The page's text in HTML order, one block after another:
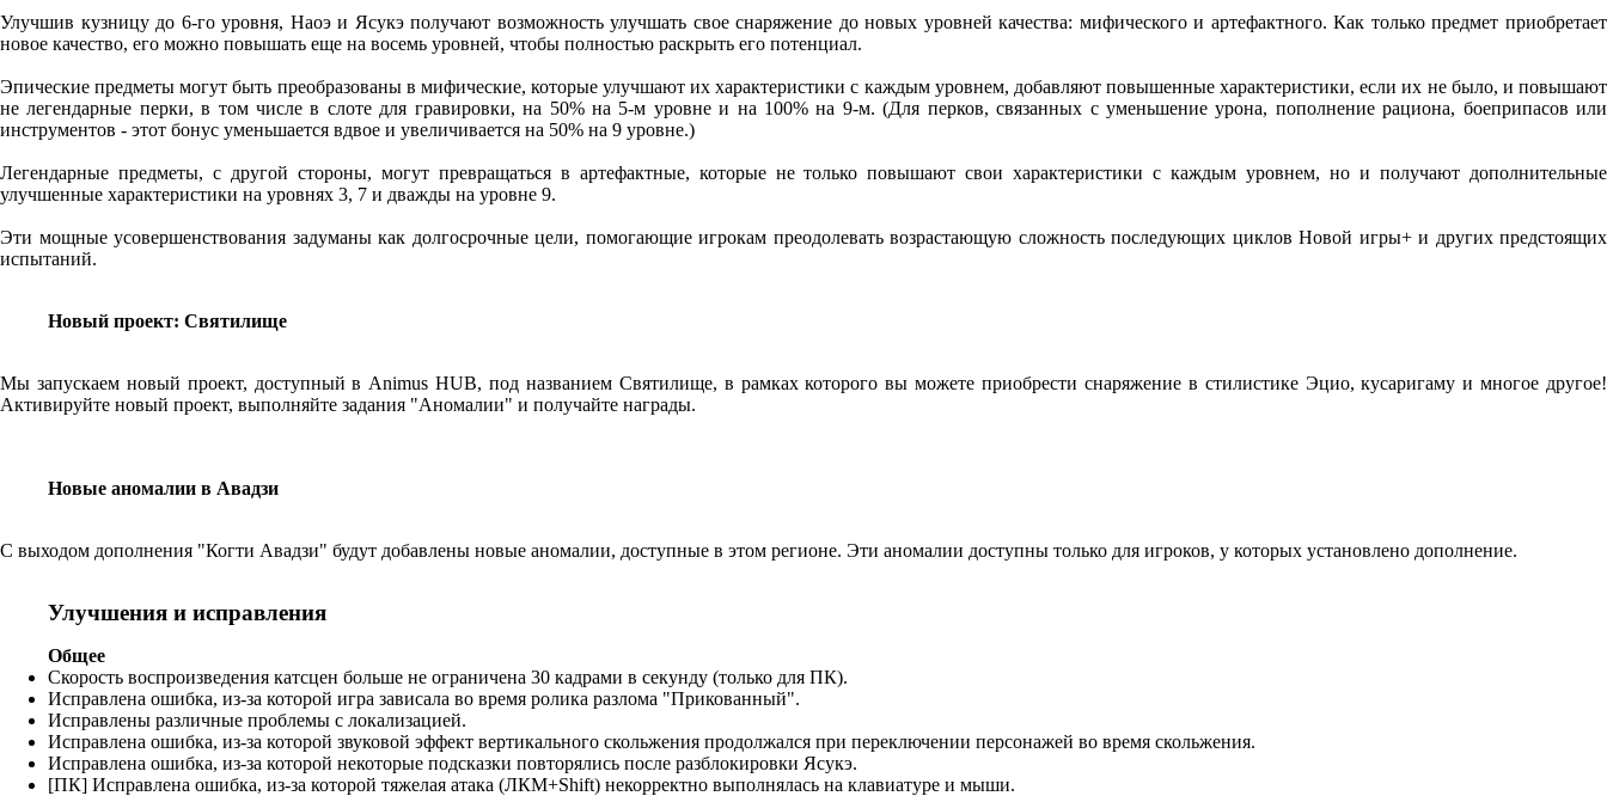
Улучшив кузницу до 6-го уровня, Наоэ и Ясукэ получают возможность улучшать свое снаряжение до новых уровней качества: мифического и артефактного. Как только предмет приобретает
новое качество, его можно повышать еще на восемь уровней, чтобы полностью раскрыть его потенциал.
Эпические предметы могут быть преобразованы в мифические, которые улучшают их характеристики с каждым уровнем, добавляют повышенные характеристики, если их не было, и повышают
не легендарные перки, в том числе в слоте для гравировки, на 50% на 5-м уровне и на 100% на 9-м. (Для перков, связанных с уменьшение урона, пополнение рациона, боеприпасов или
инструментов - этот бонус уменьшается вдвое и увеличивается на 50% на 9 уровне.)
Легендарные предметы, с другой стороны, могут превращаться в артефактные, которые не только повышают свои характеристики с каждым уровнем, но и получают дополнительные
улучшенные характеристики на уровнях 3, 7 и дважды на уровне 9.
Эти мощные усовершенствования задуманы как долгосрочные цели, помогающие игрокам преодолевать возрастающую сложность последующих циклов Новой игры+ и других предстоящих
испытаний.
Новый проект: Святилище
Мы запускаем новый проект, доступный в Animus HUB, под названием Святилище, в рамках которого вы можете приобрести снаряжение в стилистике Эцио, кусаригаму и многое другое!
Активируйте новый проект, выполняйте задания "Аномалии" и получайте награды.
Новые аномалии в Авадзи
С выходом дополнения "Когти Авадзи" будут добавлены новые аномалии, доступные в этом регионе. Эти аномалии доступны только для игроков, у которых установлено дополнение.
Улучшения и исправления
Общее
Скорость воспроизведения катсцен больше не ограничена 30 кадрами в секунду (только для ПК).
Исправлена ошибка, из-за которой игра зависала во время ролика разлома "Прикованный".
Исправлены различные проблемы с локализацией.
Исправлена ошибка, из-за которой звуковой эффект вертикального скольжения продолжался при переключении персонажей во время скольжения.
Исправлена ошибка, из-за которой некоторые подсказки повторялись после разблокировки Ясукэ.
[ПК] Исправлена ошибка, из-за которой тяжелая атака (ЛКМ+Shift) некорректно выполнялась на клавиатуре и мыши.